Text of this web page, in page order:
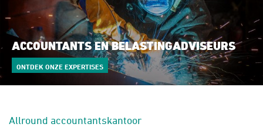
ACCOUNTANTS EN BELASTINGADVISEURS
ONTDEK ONZE EXPERTISES
Allround accountantskantoor
Sectoren
Actueel